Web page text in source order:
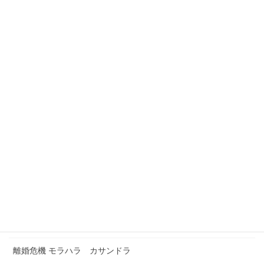
離婚危機 モラハラ カサンドラ